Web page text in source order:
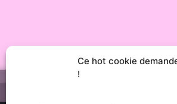
Ce hot cookie
!